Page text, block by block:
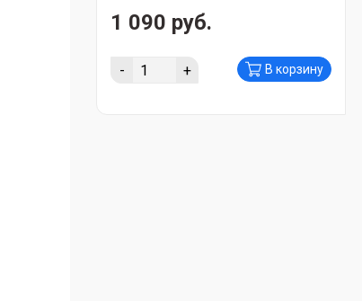
1 090 руб.
- + В корзину